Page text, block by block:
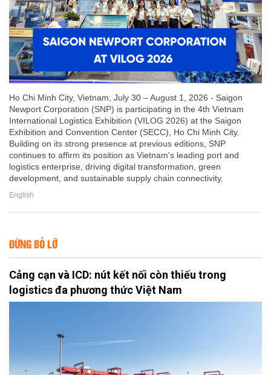
Ho Chi Minh City, Vietnam, July 30 – August 1, 2026 - Saigon
Newport Corporation (SNP) is participating in the 4th Vietnam
International Logistics Exhibition (VILOG 2026) at the Saigon
Exhibition and Convention Center (SECC), Ho Chi Minh City.
Building on its strong presence at previous editions, SNP
continues to affirm its position as Vietnam's leading port and
logistics enterprise, driving digital transformation, green
development, and sustainable supply chain connectivity.
English
ĐỪNG BỎ LỠ
Cảng cạn và ICD: nút kết nối còn thiếu trong
logistics đa phương thức Việt Nam